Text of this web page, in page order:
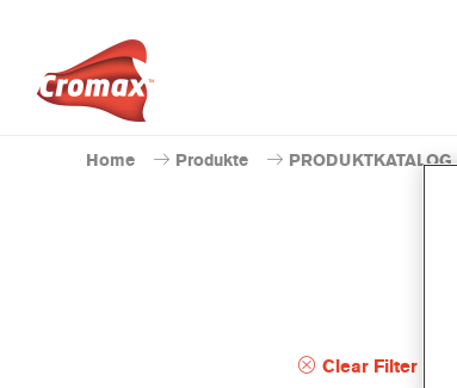
Home Produkte PRODUKTKATALOG
Clear Filter